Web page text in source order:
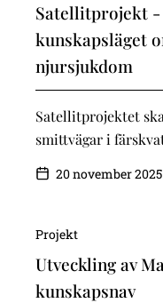
Satellitprojekt -
kunskapsläget
njursjukdom
Satellitprojektet
smittvägar i
20 november 2025
Projekt
Utveckling av
kunskapsnav